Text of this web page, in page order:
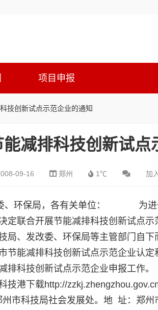
项目申报
技创新试点示范企业的通知
减排科技创新试点
09-16 郑州 1℃ 加
委、环保局，各有关单位： 为进
定联合开展节能减排科技创新试点
局、发改委、环保局等主管部门自
节能减排科技创新试点示范企业认
减排科技创新试点示范企业申报
技港下载http://
市科技局社会发展处。地 址：郑